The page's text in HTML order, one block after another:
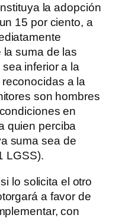
la adopción
15 por ciento, a
suma de las
inferior a la
a la
son hombres
en
quien perciba
suma sea de
LGSS).
lo solicita el otro
a favor de
con